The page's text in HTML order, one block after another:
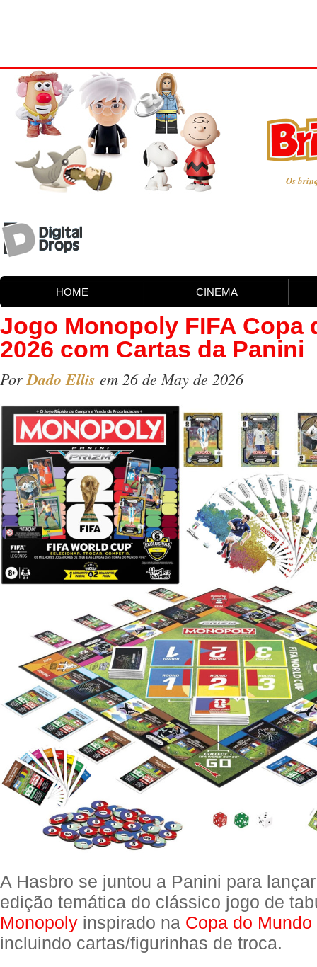
Os
HOME CINEMA
Jogo Monopoly FIFA Copa
2026 com Cartas da Panini
PorDado Ellis em 26 de May de 2026
A Hasbro se juntou a Panini para
edição temática do clássico jogo de
Monopoly inspirado na Copa do Mundo
incluindo cartas/figurinhas de troca.